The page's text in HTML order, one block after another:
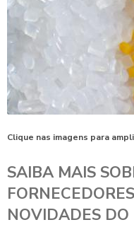
Clique nas imagens para
SAIBA MAIS
NOVIDADES DO